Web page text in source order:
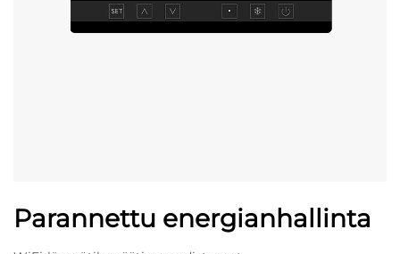
Parannettu energianhallinta